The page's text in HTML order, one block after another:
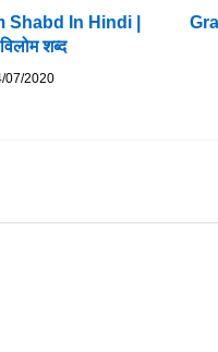
Shabd In Hindi |
शब्द
07/2020